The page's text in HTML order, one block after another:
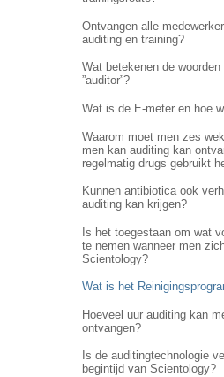
Ontvangen alle
auditing en training?
Wat betekenen de woorden
”auditor”?
Wat is de E-meter en hoe
Waarom moet men zes
men kan auditing kan
regelmatig drugs gebruikt
Kunnen antibiotica ook
auditing kan krijgen?
Is het toegestaan om wat
te nemen wanneer men
Scientology?
Wat is het
Hoeveel uur auditing kan
ontvangen?
Is de auditingtechnologie
begintijd van Scientology?